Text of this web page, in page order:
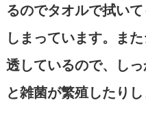
るのでタオルで拭い
しまっています。ま
透しているので、し
と雑菌が繁殖したり